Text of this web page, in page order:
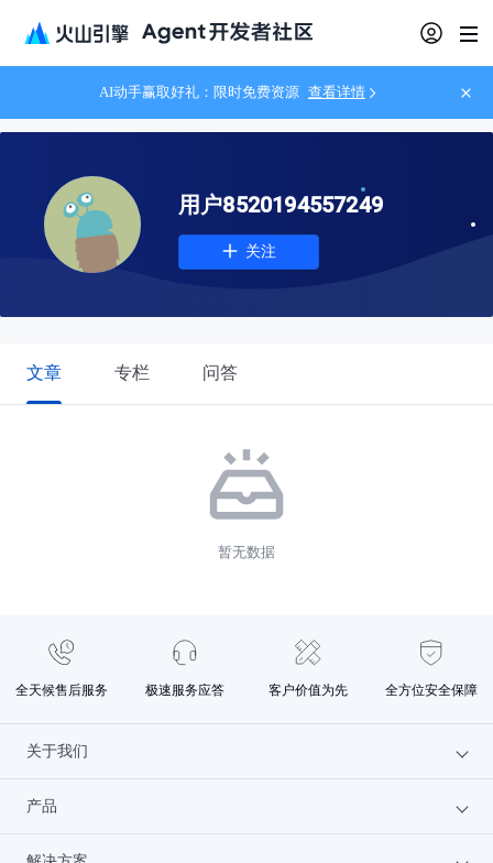
AI动手赢取好礼：限时免费资源 查看详情
用户8520194557249
关注
文章 专栏 问答
暂无数据
全天候售后服务 极速服务应答 客户价值为先 全方位安全保障
关于我们
为什么选火山
产品